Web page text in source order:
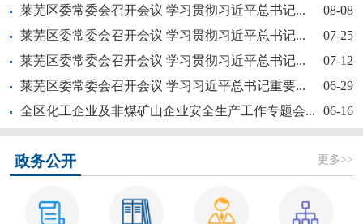
【奋斗赋未莱·访埂记】片片花开春满园——莱芜...
莱芜区委常委会召开会议 学习贯彻习近平总书记...
08-08
莱芜区委常委会召开会议 学习贯彻习近平总书记...
07-25
莱芜区委常委会召开会议 学习贯彻习近平总书记...
07-12
莱芜区委常委会召开会议 学习习近平总书记重要...
06-29
全区化工企业及非煤矿山企业安全生产工作专题会...
06-16
政务公开 更多>>